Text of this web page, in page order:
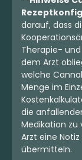
darauf, dass
Therapie-
dem Arzt
welche
Menge im
die
Medikation
Arzt eine
übermitteln.